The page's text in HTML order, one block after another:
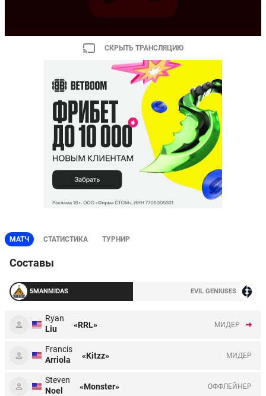
СКРЫТЬ ТРАНСЛЯЦИЮ
МАТЧ СТАТИСТИКА ТУРНИР
Составы
5MANMIDAS EVIL GENIUSES
Ryan
Liu
«RRL» МИДЕР
Francis
Arriola
«Kitzz» МИДЕР
Steven
Noel
«Monster» ОФФЛЕЙНЕР